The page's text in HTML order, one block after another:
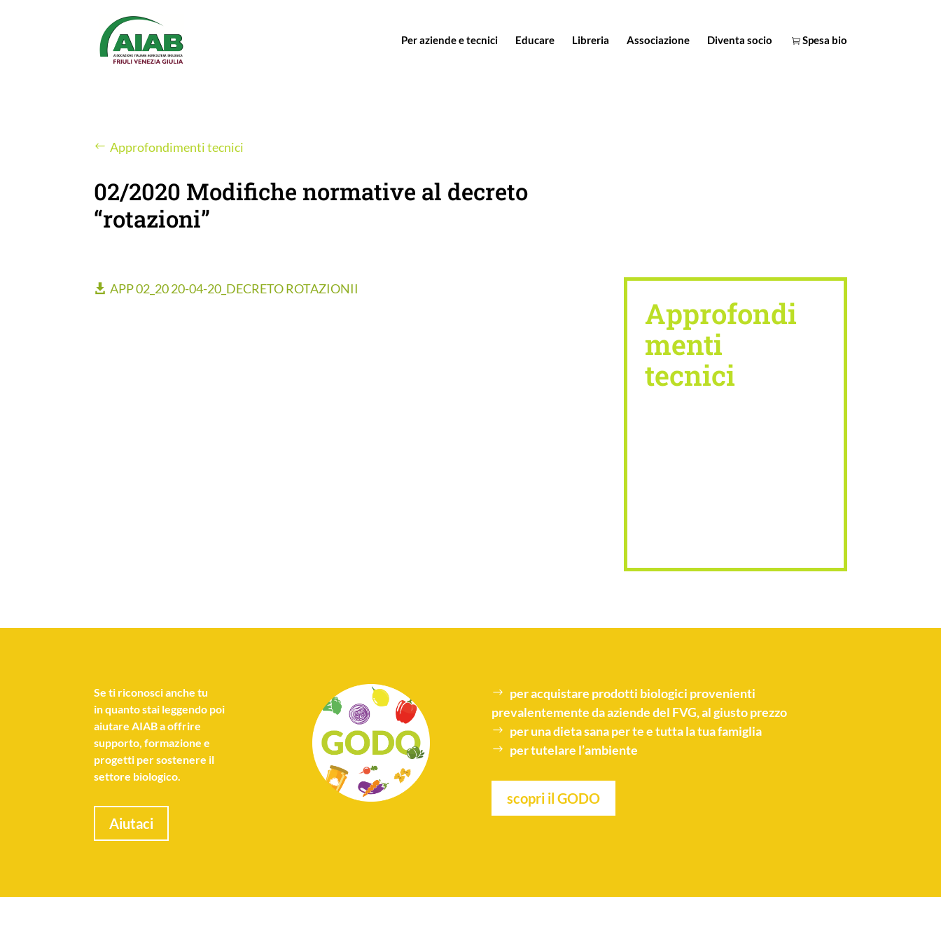
Per aziende e tecnici Educare Libreria Associazione Diventa socio Spesa bio
Approfondimenti tecnici
02/2020 Modifiche normative al decreto
“rotazioni”
APP 02_20 20-04-20_DECRETO ROTAZIONII
Approfondi
menti
tecnici
Seti riconosci anche tu
in quanto stai leggendo poi
aiutare AIAB a offrire
supporto, formazione e
progetti per sostenere il
settore biologico.
Aiutaci
per acquistare prodotti biologici provenienti
prevalentemente da aziende del FVG, al giusto prezzo
per unadieta sanaper te e tutta la tua famiglia
per tutelare l’ambiente
scopri il GODO